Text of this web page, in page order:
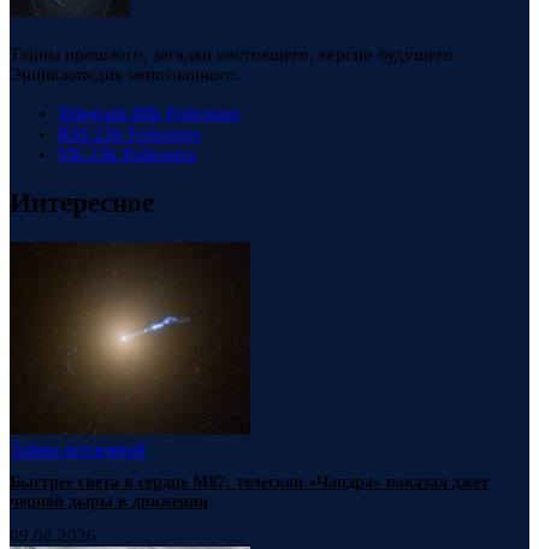
Тайны прошлого, загадки настоящего, версии будущего.
Энциклопедия непознанного.
Telegram 88k Followers
RSS 23k Followers
VK 23k Followers
Интересное
Тайны вселенной
Быстрее света в сердце М87: телескоп «Чандра» показал джет
черной дыры в движении
09.08.2026